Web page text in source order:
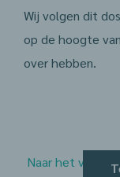
Wij volgen dit
op de hoogte
over hebben.
Naar het vorige